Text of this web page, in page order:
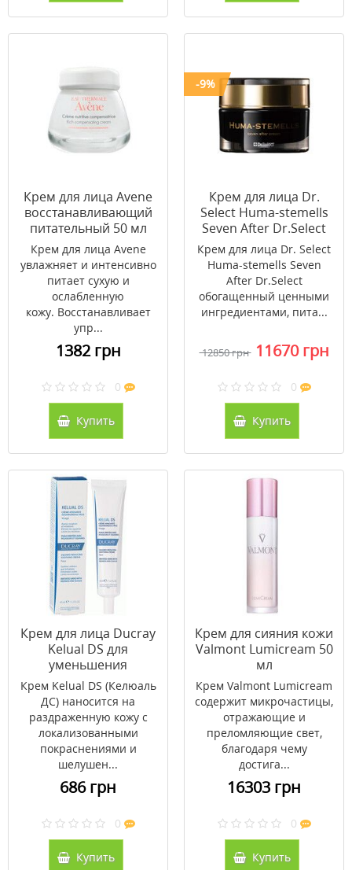
Крем для лица Avene
восстанавливающий
питательный 50 мл
Крем для лица Avene
увлажняет и интенсивно
питает сухую и
ослабленную
кожу. Восстанавливает
упр...
1382 грн
0
Купить
-9%
Крем для лица Dr.
Select Huma-stemells
Seven After Dr.Select
30 г
Крем для лица Dr. Select
Huma-stemells Seven
After Dr.Select
обогащенный ценными
ингредиентами, пита...
12850 грн 11670 грн
0
Купить
Крем для лица Ducray
Kelual DS для
уменьшения
воспаления и
шелушения 40 мл
Крем Kelual DS (Келюаль
ДС) наносится на
раздраженную кожу с
локализованными
покраснениями и
шелушен...
686 грн
0
Купить
Крем для сияния кожи
Valmont Lumicream 50
мл
Крем Valmont Lumicream
содержит микрочастицы,
отражающие и
преломляющие свет,
благодаря чему
достига...
16303 грн
0
Купить